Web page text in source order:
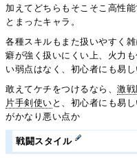
加えてどちらもそこそこ高性
とまったキャラ。
各種スキルもまた扱いやすく雑
癖が強く扱いにくい上、火力
い弱点はなく、初心者にも易し
敢えてケチをつけるなら、激
片手剣使い と、初心者にも易
がかなり悪い点か
戦闘スタイル